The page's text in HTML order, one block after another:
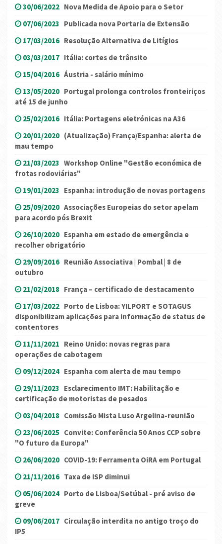
30/06/2022 Nova Medida de Apoio para o Setor
07/06/2023 Publicada nova Portaria de Extensão
17/03/2016 Resolução Alternativa de Litígios
03/03/2017 Itália: cortes de trânsito
15/04/2016 Áustria - salário mínimo
13/05/2020 Portugal prolonga controlos fronteiriços
até 15 de junho
25/02/2016 Itália: Portagens eletrónicas na A36
20/01/2020 (Atualização) França/Espanha: alerta de
mau tempo
21/03/2023 Workshop Online "Gestão económica de
frotas rodoviárias"
19/01/2023 Espanha: introdução de novas portagens
25/09/2020 Associações Europeias do setor apelam
para acordo pós Brexit
26/10/2020 Espanha em estado de emergência e
recolher obrigatório
29/09/2016 Reunião Associativa | Pombal | 8 de
outubro
21/02/2018 França – certificado de destacamento
17/03/2022 Porto de Lisboa: YILPORT e SOTAGUS
disponibilizam aplicações para informação de status de
contentores
11/11/2021 Reino Unido: novas regras para
operações de cabotagem
09/12/2024 Espanha com alerta de mau tempo
29/11/2023 Esclarecimento IMT: Habilitação e
certificação de motoristas de pesados
03/04/2018 Comissão Mista Luso Argelina-reunião
23/06/2025 Convite: Conferência 50 Anos CCP sobre
"O futuro da Europa"
26/06/2020 COVID-19: Ferramenta OiRA em Portugal
21/11/2016 Taxa de ISP diminui
05/06/2024 Porto de Lisboa/Setúbal - pré aviso de
greve
09/06/2017 Circulação interdita no antigo troço do
IP5